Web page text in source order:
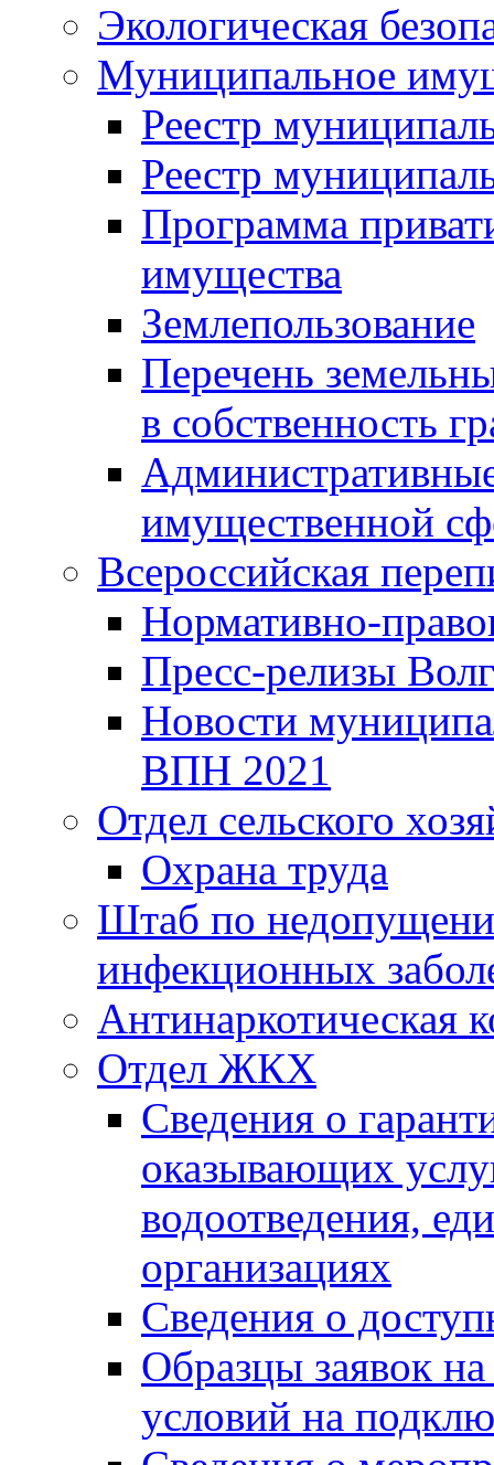
Экологическая
Муниципальное
Реестр
Реестр
Программа
имущества
Землепользование
Перечень
в собственность
имущественной
Всероссийская
Нормативно-
Пресс-релизы
Новости
ВПН 2021
Отдел сельского
Охрана труда
Штаб по
инфекционных
Антинаркотическая
Отдел ЖКХ
Сведения о
оказывающих
водоотведения,
организациях
Сведения о
Образцы заявок
условий на